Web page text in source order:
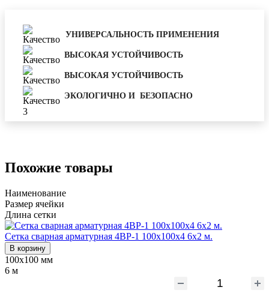
УНИВЕРСАЛЬНОСТЬ ПРИМЕНЕНИЯ
ВЫСОКАЯ УСТОЙЧИВОСТЬ
ВЫСОКАЯ УСТОЙЧИВОСТЬ
ЭКОЛОГИЧНО И БЕЗОПАСНО
Похожие товары
Наименование
Размер ячейки
Длина сетки
Сетка сварная арматурная 4ВР-1 100х100х4 6х2 м.
В корзину
100х100 мм
6 м